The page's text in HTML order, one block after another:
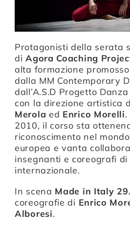
Calendario
Protagonisti della serata
diAgora Coaching
alta formazione
dalla MM Contemporary
dall’A.S.D Progetto
con la direzione artistica
Merola ed Enrico Morelli
2010, il corso sta
riconoscimento nel
europea e vanta
insegnanti e coreografi di
internazionale.
In scena Made in Italy
coreografie di Enrico
Alboresi.